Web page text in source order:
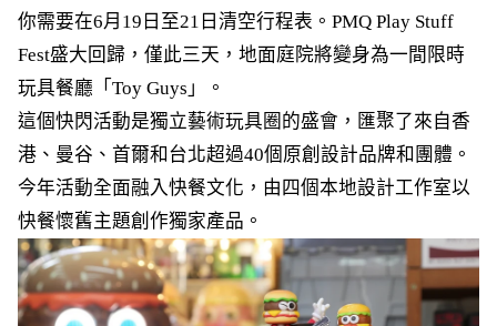
你需要在6月19日至21日清空行程表。PMQ Play Stuff
Fest盛大回歸，僅此三天，地面庭院將變身為一間限時
玩具餐廳「Toy Guys」。
這個快閃活動是獨立藝術玩具圈的盛會，匯聚了來自香
港、曼谷、首爾和台北超過40個原創設計品牌和團體。
今年活動全面融入快餐文化，由四個本地設計工作室以
快餐懷舊主題創作獨家產品。